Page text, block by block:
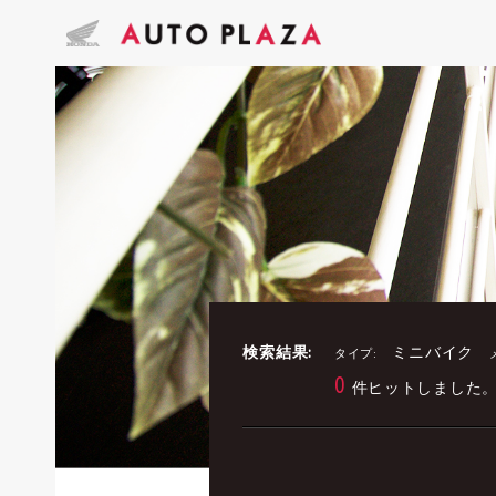
検索結果: タイプ: ミニバイク
0 件ヒットしました。